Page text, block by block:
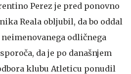
Perez je pred ponovno
Reala obljubil, da bo oddal
odličnega
da je po današnjem
klubu Atleticu ponudil